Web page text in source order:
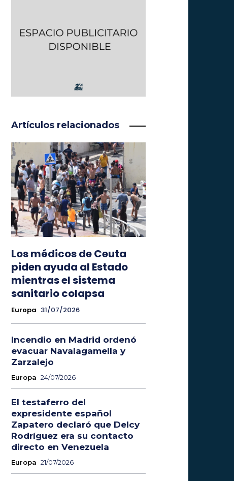
Artículos relacionados
Los médicos de Ceuta
piden ayuda al Estado
mientras el sistema
sanitario colapsa
Europa 31/07/2026
Incendio en Madrid ordenó
evacuar Navalagamella y
Zarzalejo
Europa 24/07/2026
El testaferro del
expresidente español
Zapatero declaró que Delcy
Rodríguez era su contacto
directo en Venezuela
Europa 21/07/2026